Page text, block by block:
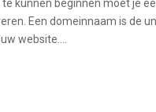
kunnen beginnen moet je
Een domeinnaam is de
website....